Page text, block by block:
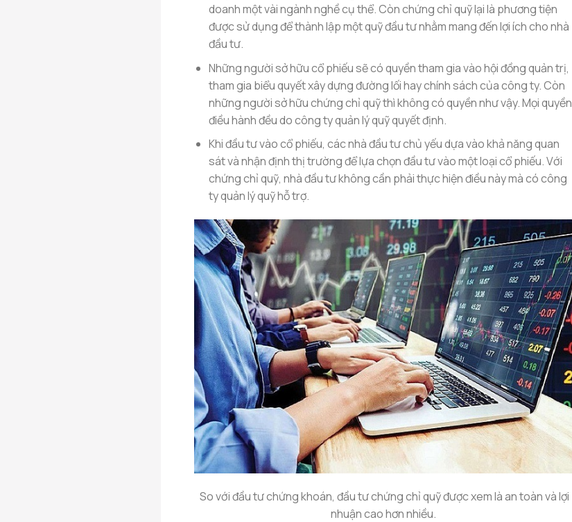
doanh một vài ngành nghề cụ thể. Còn chứng chỉ quỹ lại là phương tiện
được sử dụng để thành lập một quỹ đầu tư nhằm mang đến lợi ích cho nhà
đầu tư.
Những người sở hữu cổ phiếu sẽ có quyền tham gia vào hội đồng quản trị,
tham gia biểu quyết xây dựng đường lối hay chính sách của công ty. Còn
những người sở hữu chứng chỉ quỹ thì không có quyền như vậy. Mọi quyền
điều hành đều do công ty quản lý quỹ quyết định.
Khi đầu tư vào cổ phiếu, các nhà đầu tư chủ yếu dựa vào khả năng quan
sát và nhận định thị trường để lựa chọn đầu tư vào một loại cổ phiếu. Với
chứng chỉ quỹ, nhà đầu tư không cần phải thực hiện điều này mà có công
ty quản lý quỹ hỗ trợ.
So với đầu tư chứng khoán, đầu tư chứng chỉ quỹ được xem là an toàn và lợi
nhuận cao hơn nhiều.